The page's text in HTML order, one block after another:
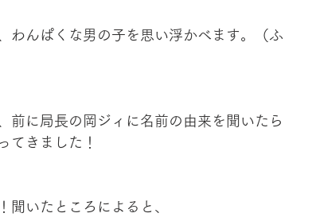
わんぱくな男の子を思い浮かべます。（ふ
前に局長の岡ジィに名前の由来を聞いたら
てきました！
聞いたところによると、